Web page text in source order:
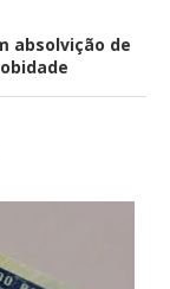
absolvição de